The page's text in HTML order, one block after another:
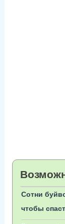
Сотни
чтобы